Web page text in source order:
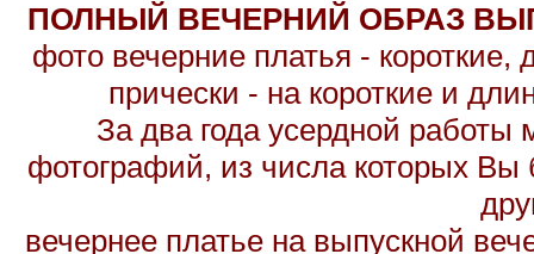
ПОЛНЫЙ ВЕЧЕРНИЙ ОБРАЗ
фото вечерние платья -
прически - на короткие и
За два года усердной
фотографий, из числа которых Вы
вечернее платье на выпускной